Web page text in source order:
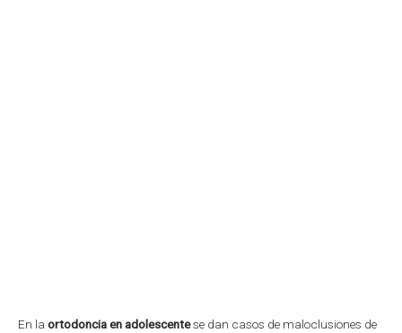
En la ortodoncia en adolescentese dan casos de maloclusiones de